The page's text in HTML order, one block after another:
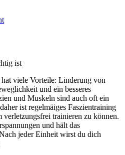
ist
viele Vorteile: Linderung von
und ein besseres
und Muskeln sind auch oft ein
ist regelmäiges Faszientraining
trainieren zu können.
und hält das
jeder Einheit wirst du dich